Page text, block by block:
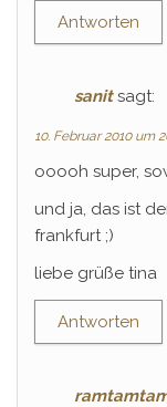
Antworten
sanit sagt:
10. Februar 2010 um
ooooh super,
und ja, das ist
frankfurt ;)
liebe grüße tina
Antworten